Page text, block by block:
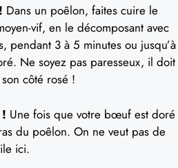
Dans un poêlon, faites cuire le
vif, en le décomposant avec
pendant 3 à 5 minutes ou jusqu’à
Ne soyez pas paresseux, il doit
côté rosé !
Une fois que votre bœuf est doré
du poêlon. On ne veut pas de
ici.